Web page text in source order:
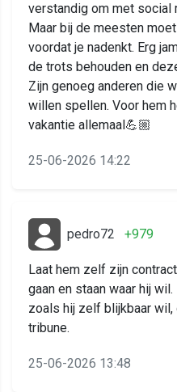
verstandig om met social
Maar bij de meesten
voordat je nadenkt. Erg
de trots behouden en
Zijn genoeg anderen die
willen spellen. Voor hem
vakantie allemaal💪🏼
25-06-2026 14:22
pedro72 +979
Laat hem zelf zijn
gaan en staan waar hij
zoals hij zelf blijkbaar wil,
tribune.
25-06-2026 13:48